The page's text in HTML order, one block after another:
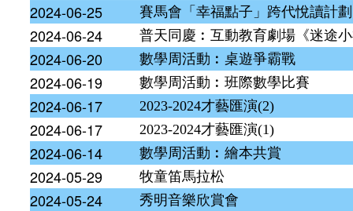
2024-06-25 賽馬會「幸福點子」跨代悅讀計劃
2024-06-24 普天同慶︰互動教育劇場《迷途
2024-06-20 數學周活動︰桌遊爭霸戰
2024-06-19 數學周活動︰班際數學比賽
2024-06-17 2023-2024才藝匯演(2)
2024-06-17 2023-2024才藝匯演(1)
2024-06-14 數學周活動︰繪本共賞
2024-05-29 牧童笛馬拉松
2024-05-24 秀明音樂欣賞會